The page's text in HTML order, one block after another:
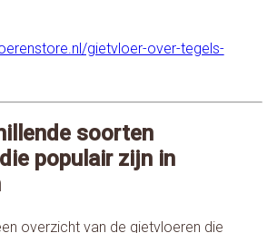
gietvloer-over-tegels-
soorten
populair zijn in
overzicht van de gietvloeren die